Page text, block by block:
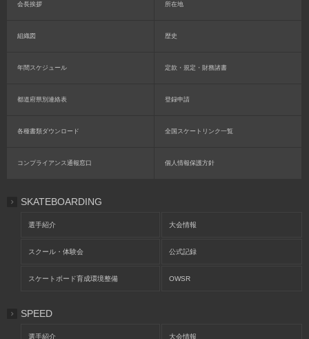
会長挨拶 所在地
組織図 歴史
年間スケジュール 定款・規定・財務諸書
都道府県別連絡表 登録申請
各種書類ダウンロード 全国スケートリンク一覧
コンプライアンス通報窓口 個人情報保護方針
SKATEBOARDING
選手紹介 大会情報
スクール・体験会 公式記録
スケートボード育成環境整備 OWSR
SPEED
選手紹介 大会情報